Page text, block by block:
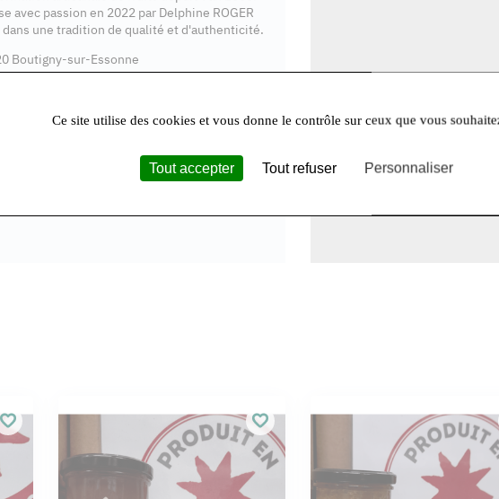
avec passion en 2022 par Delphine ROGER
dans une tradition de qualité et d'authenticité.
Boutigny-sur-Essonne
Ce site utilise des cookies et vous donne le contrôle sur ceux que vous
Tout accepter Tout refuser Personnaliser